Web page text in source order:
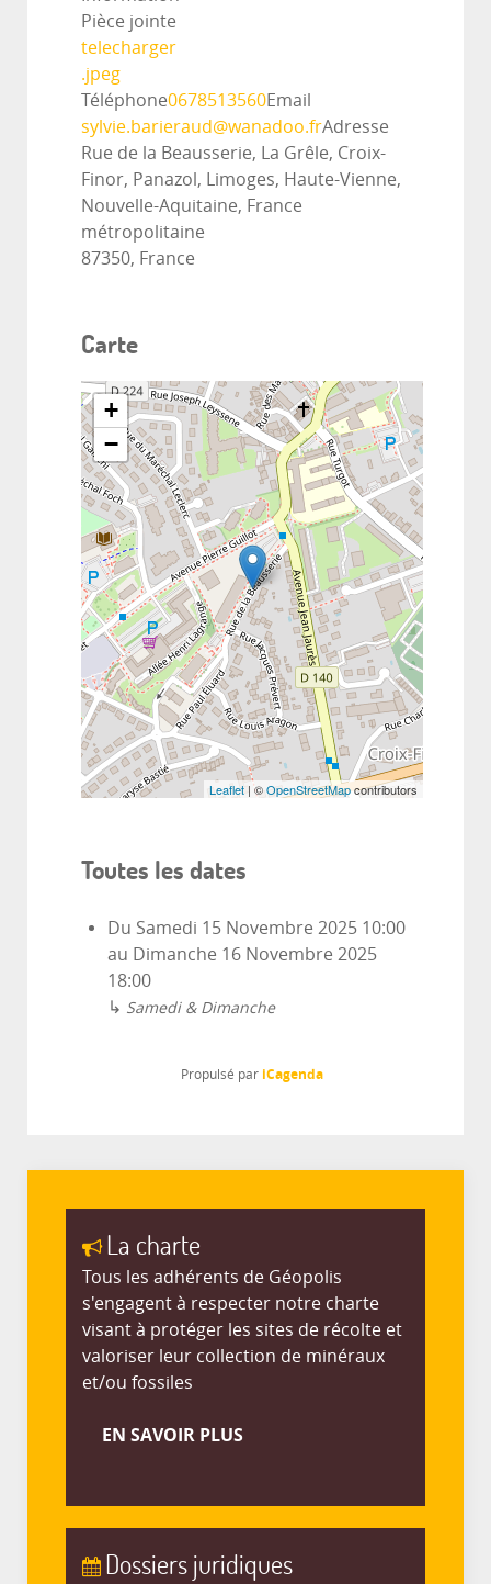
Pièce jointe
telecharger
.jpeg
Téléphone0678513560Email
sylvie.barieraud@wanadoo.frAdresse
Rue de la Beausserie, La Grêle, Croix-
Finor, Panazol, Limoges, Haute-Vienne,
Nouvelle-Aquitaine, France
métropolitaine
87350, France
Carte
+
−
Leaflet | ©OpenStreetMapcontributors
Toutes les dates
Du Samedi 15 Novembre 2025 10:00
au Dimanche 16 Novembre 2025
18:00
↳ Samedi & Dimanche
Propulsé par iCagenda
La charte
Tous les adhérents de Géopolis
s'engagent à respecter notre charte
visant à protéger les sites de récolte et
valoriser leur collection de minéraux
et/ou fossiles
EN SAVOIR PLUS
Dossiers juridiques